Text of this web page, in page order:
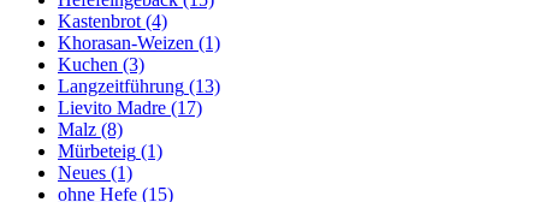
Kastenbrot (4)
Khorasan-Weizen (1)
Kuchen (3)
Langzeitführung (13)
Lievito Madre (17)
Malz (8)
Mürbeteig (1)
Neues (1)
ohne Hefe (15)